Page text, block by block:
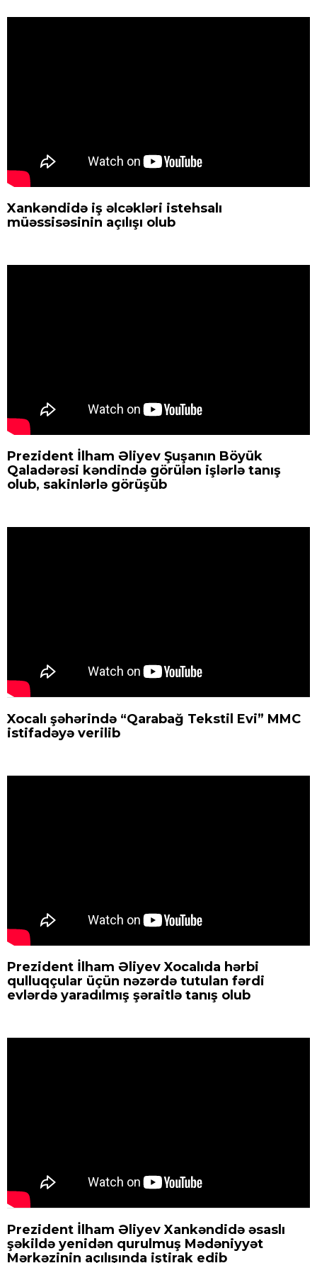
Xankəndidə iş əlcəkləri istehsalı
müəssisəsinin açılışı olub
Prezident İlham Əliyev Şuşanın Böyük
Qaladərəsi kəndində görülən işlərlə tanış
olub, sakinlərlə görüşüb
Xocalı şəhərində “Qarabağ Tekstil Evi” MMC
istifadəyə verilib
Prezident İlham Əliyev Xocalıda hərbi
qulluqçular üçün nəzərdə tutulan fərdi
evlərdə yaradılmış şəraitlə tanış olub
Prezident İlham Əliyev Xankəndidə əsaslı
şəkildə yenidən qurulmuş Mədəniyyət
Mərkəzinin açılışında iştirak edib